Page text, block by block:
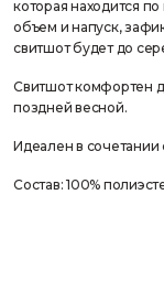
которая находится
объем и напуск,
свитшот будет до
Свитшот комфортен
поздней весной.
Идеален в сочетании
Состав: 100%